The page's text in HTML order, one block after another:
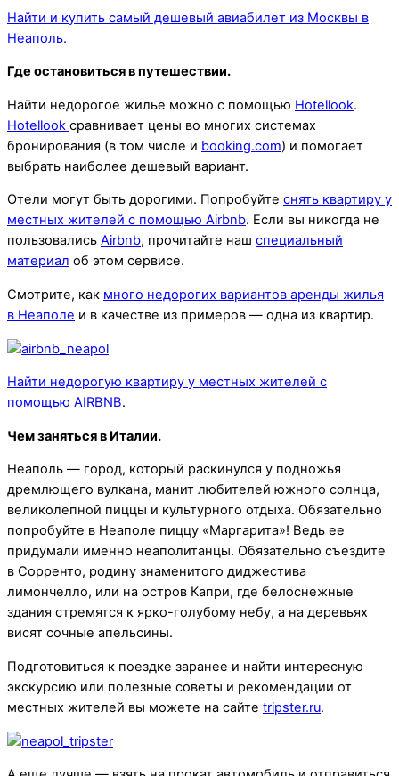
Найти и купить самый дешевый авиабилет из Москвы в
Неаполь.
Где остановиться в путешествии.
Найти недорогое жилье можно с помощью Hotellook.
Hotellook сравнивает цены во многих системах
бронирования (в том числе и booking.com) и помогает
выбрать наиболее дешевый вариант.
Отели могут быть дорогими. Попробуйте снять квартиру у
местных жителей с помощью Airbnb. Если вы никогда не
пользовались Airbnb, прочитайте наш специальный
материал об этом сервисе.
Смотрите, как много недорогих вариантов аренды жилья
в Неаполе и в качестве из примеров — одна из квартир.
Найти недорогую квартиру у местных жителей с
помощью AIRBNB.
Чем заняться в Италии.
Неаполь — город, который раскинулся у подножья
дремлющего вулкана, манит любителей южного солнца,
великолепной пиццы и культурного отдыха. Обязательно
попробуйте в Неаполе пиццу «Маргарита»! Ведь ее
придумали именно неаполитанцы. Обязательно съездите
в Сорренто, родину знаменитого диджестива
лимончелло, или на остров Капри, где белоснежные
здания стремятся к ярко-голубому небу, а на деревьях
висят сочные апельсины.
Подготовиться к поездке заранее и найти интересную
экскурсию или полезные советы и рекомендации от
местных жителей вы можете на сайте tripster.ru.